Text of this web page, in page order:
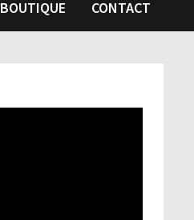
BOUTIQUE CONTACT